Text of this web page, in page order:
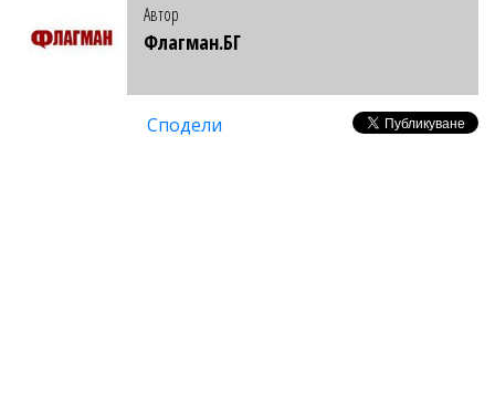
Автор
Флагман.БГ
Сподели